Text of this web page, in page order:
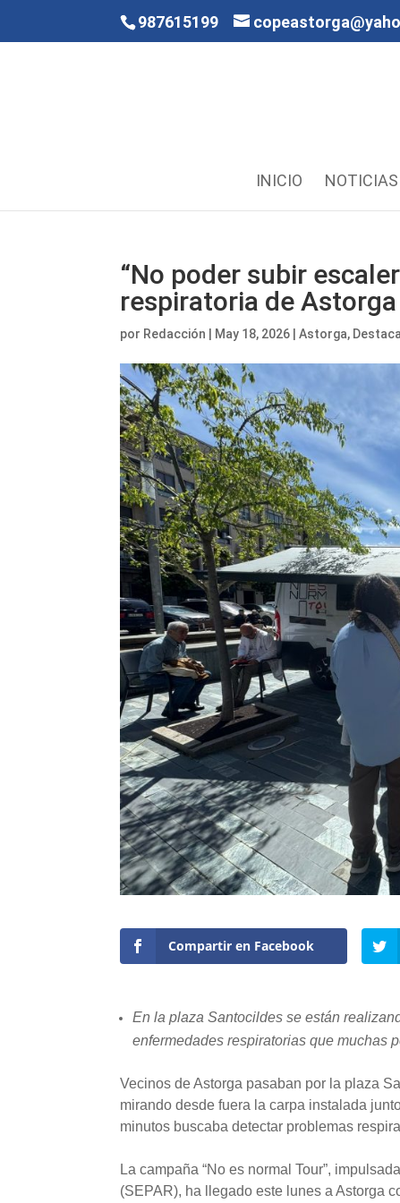
987615199
INICIO NOTICIAS
“No poder subir
respiratoria de
por Redacción May 18, 2026 |Astorga,
Compartir en Facebook
En la plaza Santocildes se están
enfermedades respiratorias que muchas
Vecinos de Astorga pasaban por la plaza
mirando desde fuera la carpa instalada
minutos buscaba detectar problemas
La campaña “No es normal Tour”,
(SEPAR), ha llegado este lunes a Astorga